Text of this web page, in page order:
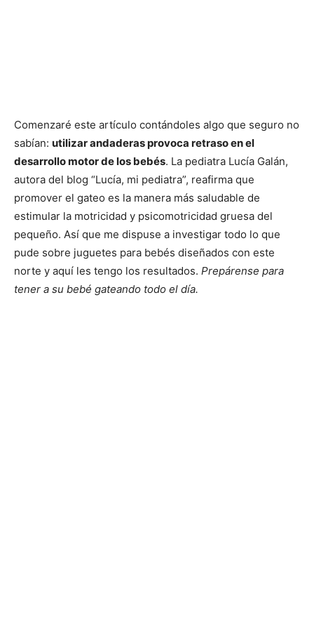
Comenzaré este artículo contándoles algo que seguro no
sabían: utilizar andaderas provoca retraso en el
desarrollo motor de los bebés. La pediatra Lucía Galán,
autora del blog “Lucía, mi pediatra”, reafirma que
promover el gateo es la manera más saludable de
estimular la motricidad y psicomotricidad gruesa del
pequeño. Así que me dispuse a investigar todo lo que
pude sobre juguetes para bebés diseñados con este
norte y aquí les tengo los resultados. Prepárense para
tener a su bebé gateando todo el día.